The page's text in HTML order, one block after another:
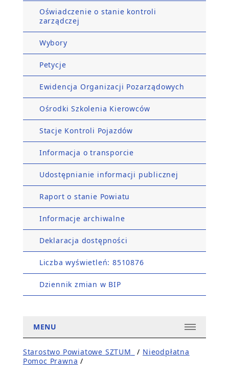
Oświadczenie o stanie kontroli
zarządczej
Wybory
Petycje
Ewidencja Organizacji Pozarządowych
Ośrodki Szkolenia Kierowców
Stacje Kontroli Pojazdów
Informacja o transporcie
Udostępnianie informacji publicznej
Raport o stanie Powiatu
Informacje archiwalne
Deklaracja dostępności
Liczba wyświetleń: 8510876
Dziennik zmian w BIP
MENU
Starostwo Powiatowe SZTUM_ / Nieodpłatna
Pomoc Prawna /